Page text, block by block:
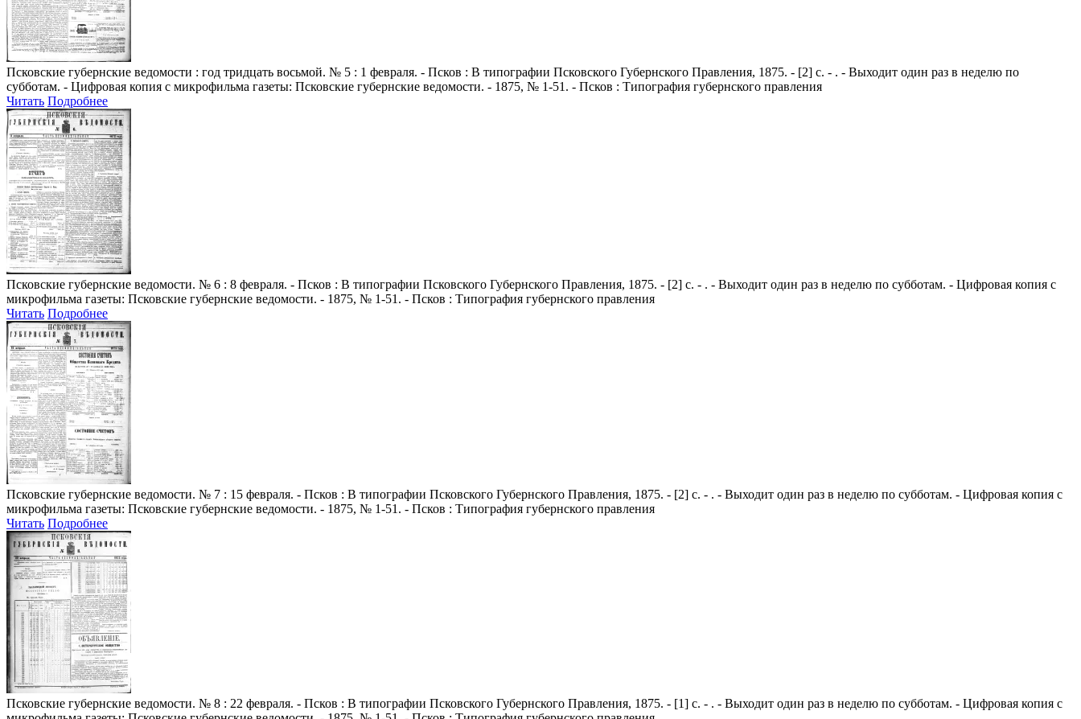
Псковские губернские ведомости : год тридцать восьмой. № 5 : 1 февраля. - Псков : В типографии Псковского Губернского Правления, 1875. - [2] с. - . - Выходит один раз в неделю по
субботам. - Цифровая копия с микрофильма газеты: Псковские губернские ведомости. - 1875, № 1-51. - Псков : Типография губернского правления
Читать Подробнее
Псковские губернские ведомости. № 6 : 8 февраля. - Псков : В типографии Псковского Губернского Правления, 1875. - [2] с. - . - Выходит один раз в неделю по субботам. - Цифровая копия с
микрофильма газеты: Псковские губернские ведомости. - 1875, № 1-51. - Псков : Типография губернского правления
Читать Подробнее
Псковские губернские ведомости. № 7 : 15 февраля. - Псков : В типографии Псковского Губернского Правления, 1875. - [2] с. - . - Выходит один раз в неделю по субботам. - Цифровая копия с
микрофильма газеты: Псковские губернские ведомости. - 1875, № 1-51. - Псков : Типография губернского правления
Читать Подробнее
Псковские губернские ведомости. № 8 : 22 февраля. - Псков : В типографии Псковского Губернского Правления, 1875. - [1] с. - . - Выходит один раз в неделю по субботам. - Цифровая копия с